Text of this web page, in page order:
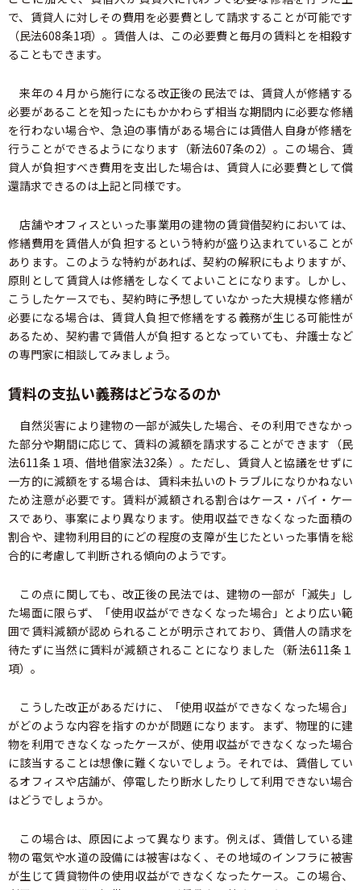
で、賃貸人に対しその費用を必要費として請求することが可能です
（民法608条1項）。賃借人は、この必要費と毎月の賃料とを相殺す
ることもできます。
来年の４月から施行になる改正後の民法では、賃貸人が修繕する
必要があることを知ったにもかかわらず相当な期間内に必要な修繕
を行わない場合や、急迫の事情がある場合には賃借人自身が修繕を
行うことができるようになります（新法607条の2）。この場合、賃
貸人が負担すべき費用を支出した場合は、賃貸人に必要費として償
還請求できるのは上記と同様です。
店舗やオフィスといった事業用の建物の賃貸借契約においては、
修繕費用を賃借人が負担するという特約が盛り込まれていることが
あります。このような特約があれば、契約の解釈にもよりますが、
原則として賃貸人は修繕をしなくてよいことになります。しかし、
こうしたケースでも、契約時に予想していなかった大規模な修繕が
必要になる場合は、賃貸人負担で修繕をする義務が生じる可能性が
あるため、契約書で賃借人が負担するとなっていても、弁護士など
の専門家に相談してみましょう。
賃料の支払い義務はどうなるのか
自然災害により建物の一部が滅失した場合、その利用できなかっ
た部分や期間に応じて、賃料の減額を請求することができます（民
法611条１項、借地借家法32条）。ただし、賃貸人と協議をせずに
一方的に減額をする場合は、賃料未払いのトラブルになりかねない
ため注意が必要です。賃料が減額される割合はケース・バイ・ケー
スであり、事案により異なります。使用収益できなくなった面積の
割合や、建物利用目的にどの程度の支障が生じたといった事情を総
合的に考慮して判断される傾向のようです。
この点に関しても、改正後の民法では、建物の一部が「滅失」し
た場面に限らず、「使用収益ができなくなった場合」とより広い範
囲で賃料減額が認められることが明示されており、賃借人の請求を
待たずに当然に賃料が減額されることになりました（新法611条１
項）。
こうした改正があるだけに、「使用収益ができなくなった場合」
がどのような内容を指すのかが問題になります。まず、物理的に建
物を利用できなくなったケースが、使用収益ができなくなった場合
に該当することは想像に難くないでしょう。それでは、賃借してい
るオフィスや店舗が、停電したり断水したりして利用できない場合
はどうでしょうか。
この場合は、原因によって異なります。例えば、賃借している建
物の電気や水道の設備には被害はなく、その地域のインフラに被害
が生じて賃貸物件の使用収益ができなくなったケース。この場合、